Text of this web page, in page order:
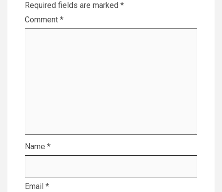
Required fields are marked *
Comment *
Name *
Email *